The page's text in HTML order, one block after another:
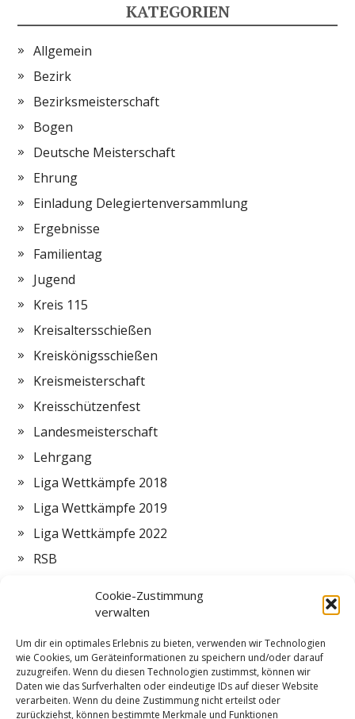
Cookie-Zustimmung
verwalten
Um dir ein optimales Erlebnis zu bieten, verwenden wir Technologien
wie Cookies, um Geräteinformationen zu speichern und/oder darauf
zuzugreifen. Wenn du diesen Technologien zustimmst, können wir
Daten wie das Surfverhalten oder eindeutige IDs auf dieser Website
verarbeiten. Wenn du deine Zustimmung nicht erteilst oder
zurückziehst, können bestimmte Merkmale und Funktionen
KATEGORIEN
Allgemein
Bezirk
Bezirksmeisterschaft
Bogen
Deutsche Meisterschaft
Ehrung
Einladung Delegiertenversammlung
Ergebnisse
Familientag
Jugend
Kreis 115
Kreisaltersschießen
Kreiskönigsschießen
Kreismeisterschaft
Kreisschützenfest
Landesmeisterschaft
Lehrgang
Liga Wettkämpfe 2018
Liga Wettkämpfe 2019
Liga Wettkämpfe 2022
RSB
Zeltlager
ZMI